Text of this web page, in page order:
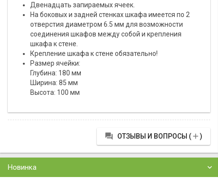
Двенадцать запираемых ячеек.
На боковых и задней стенках шкафа имеется по 2
отверстия диаметром 6.5 мм для возможности
соединения шкафов между собой и крепления
шкафа к стене.
Крепление шкафа к стене обязательно!
Размер ячейки:
Глубина: 180 мм
Ширина: 85 мм
Высота: 100 мм
 ОТЗЫВЫ И ВОПРОСЫ ()
Новинка